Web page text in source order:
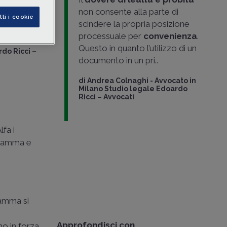
da
Ricci –
i
e
si
non consente alla parte di
scindere la propria posizione
processuale perconvenienza.
Questo in quanto l’utilizzo di un
documento in un pri..
di Andrea Colnaghi - Avvocato in
Milano Studio legale Edoardo
Ricci – Avvocati
Approfondisci con
i cookie